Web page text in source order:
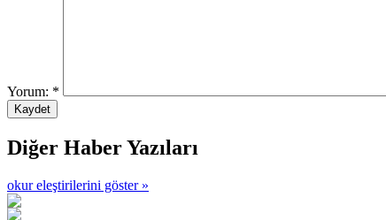
Yorum: *
Diğer Haber Yazıları
okur eleştirilerini göster »